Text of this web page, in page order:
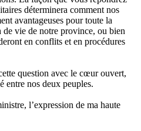
déterminera comment nos
avantageuses pour toute la
vie de notre province, ou bien
en conflits et en procédures
question avec le cœur ouvert,
entre nos deux peuples.
l’expression de ma haute